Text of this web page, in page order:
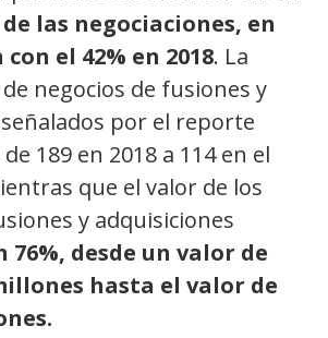
las negociaciones, en
el 42% en 2018. La
negocios de fusiones y
por el reporte
189 en 2018 a 114 en el
que el valor de los
y adquisiciones
76%, desde un valor de
hasta el valor de